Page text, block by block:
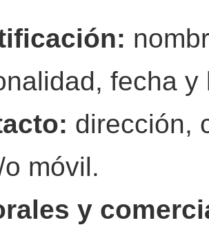
fecha
dirección,
móvil.
y